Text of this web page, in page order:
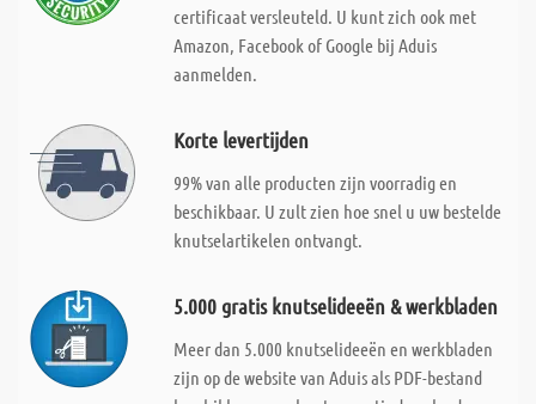
certificaat versleuteld. U kunt zich ook met
Amazon, Facebook of Google bij Aduis
aanmelden.
Korte levertijden
99% van alle producten zijn voorradig en
beschikbaar. U zult zien hoe snel u uw bestelde
knutselartikelen ontvangt.
5.000 gratis knutselideeën & werkbladen
Meer dan 5.000 knutselideeën en werkbladen
zijn op de website van Aduis als PDF-bestand